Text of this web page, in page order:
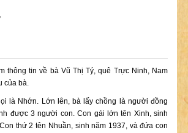
thông tin về bà Vũ Thị Tý, quê Trực Ninh, Nam
của bà.
là Nhớn. Lớn lên, bà lấy chồng là người đồng
được 3 người con. Con gái lớn tên Xinh, sinh
thứ 2 tên Nhuần, sinh năm 1937, và đứa con